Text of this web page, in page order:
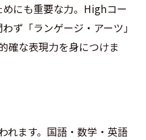
にも重要な力。Highコー
ず「ランゲージ・アーツ」
確な表現力を身につけま
れます。国語・数学・英語